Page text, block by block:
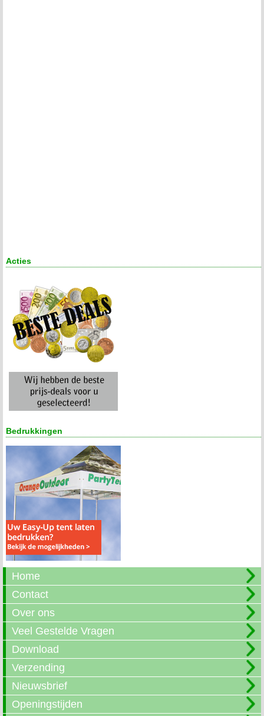
Acties
Bedrukkingen
Home
Contact
Over ons
Veel Gestelde Vragen
Download
Verzending
Nieuwsbrief
Openingstijden